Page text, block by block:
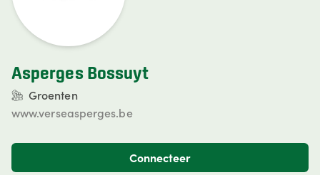
Asperges Bossuyt
Groenten
www.verseasperges.be
Connecteer